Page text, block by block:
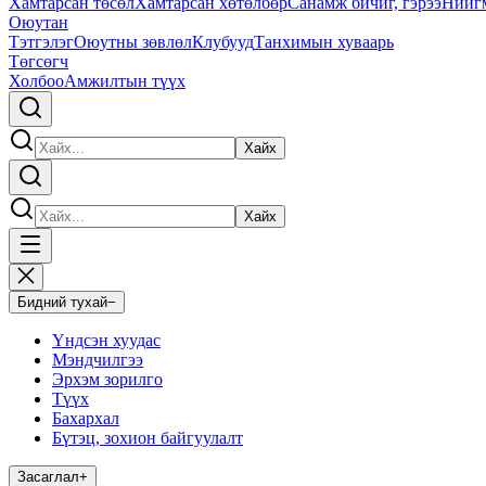
Оюутан
ТэтгэлэгОюутны зөвлөлКлубуудТанхимын хуваарь
Төгсөгч
ХолбооАмжилтын түүх
Хайх
Хайх
Бидний тухай−
Үндсэн хуудас
Мэндчилгээ
Эрхэм зорилго
Түүх
Бахархал
Бүтэц, зохион байгуулалт
Засаглал+